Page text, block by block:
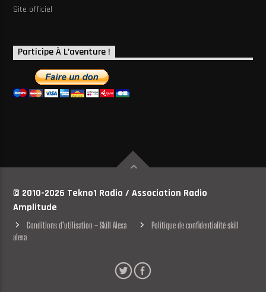
Site officiel
Participe À L’aventure !
© 2010-2026 Tekno1 Radio / Association Radio
Amplitude
Conditions d’utilisation – Skill Alexa
Politique de confidentialité skill
alexa